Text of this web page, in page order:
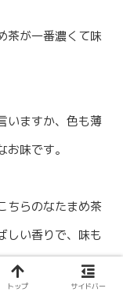
茶が一番濃くて味
いますか、色も薄
味です。
ちらのなたまめ茶
しい香りで、味も
トップ サイドバー